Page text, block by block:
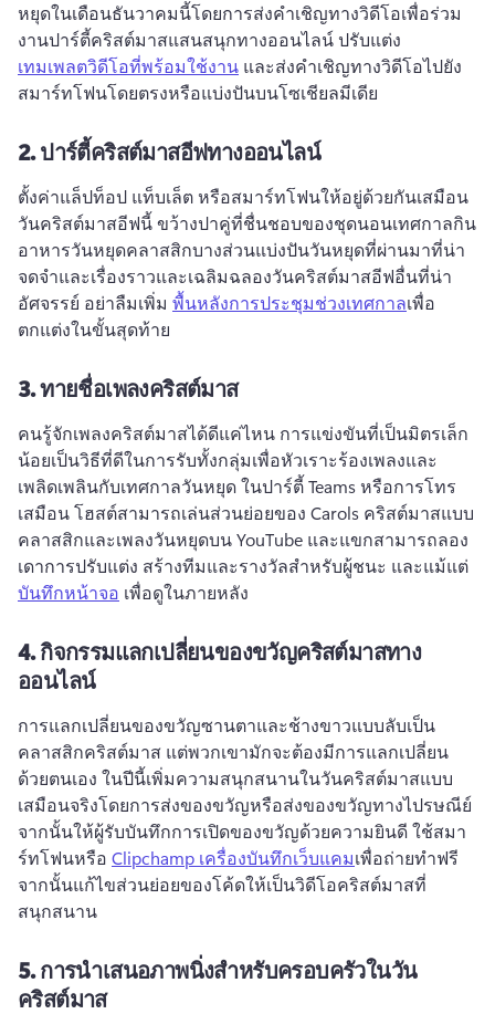
หยุดในเดือนธันวาคมนี้โดยการส่งคำเชิญทางวิดีโอเพื่อร่วม
งานปาร์ตี้คริสต์มาสแสนสนุกทางออนไลน์ ปรับแต่ง
เทมเพลตวิดีโอที่พร้อมใช้งาน และส่งคําเชิญทางวิดีโอไปยัง
สมาร์ทโฟนโดยตรงหรือแบ่งปันบนโซเชียลมีเดีย
2.ปาร์ตี้คริสต์มาสอีฟทางออนไลน์
ตั้งค่าแล็ปท็อป แท็บเล็ต หรือสมาร์ทโฟนให้อยู่ด้วยกันเสมือน
วันคริสต์มาสอีฟนี้ ขว้างปาคู่ที่ชื่นชอบของชุดนอนเทศกาลกิน
อาหารวันหยุดคลาสสิกบางส่วนแบ่งปันวันหยุดที่ผ่านมาที่น่า
จดจําและเรื่องราวและเฉลิมฉลองวันคริสต์มาสอีฟอื่นที่น่า
อัศจรรย์ อย่าลืมเพิ่ม พื้นหลังการประชุมช่วงเทศกาลเพื่อ
ตกแต่งในขั้นสุดท้าย
3.ทายชื่อเพลงคริสต์มาส
คนรู้จักเพลงคริสต์มาสได้ดีแค่ไหน การแข่งขันที่เป็นมิตรเล็ก
น้อยเป็นวิธีที่ดีในการรับทั้งกลุ่มเพื่อหัวเราะร้องเพลงและ
เพลิดเพลินกับเทศกาลวันหยุด ในปาร์ตี้ Teams หรือการโทร
เสมือน โฮสต์สามารถเล่นส่วนย่อยของ Carols คริสต์มาสแบบ
คลาสสิกและเพลงวันหยุดบน YouTube และแขกสามารถลอง
เดาการปรับแต่ง สร้างทีมและรางวัลสําหรับผู้ชนะ และแม้แต่
บันทึกหน้าจอ เพื่อดูในภายหลัง
4.กิจกรรมแลกเปลี่ยนของขวัญคริสต์มาสทาง
ออนไลน์
การแลกเปลี่ยนของขวัญซานตาและช้างขาวแบบลับเป็น
คลาสสิกคริสต์มาส แต่พวกเขามักจะต้องมีการแลกเปลี่ยน
ด้วยตนเอง ในปีนี้เพิ่มความสนุกสนานในวันคริสต์มาสแบบ
จากนั้นให้ผู้รับบันทึกการเปิดของขวัญด้วยความยินดี ใช้สมา
ร์ทโฟนหรือ Clipchamp เครื่องบันทึกเว็บแคมเพื่อถ่ายทําฟรี
จากนั้นแก้ไขส่วนย่อยของโค้ดให้เป็นวิดีโอคริสต์มาสที่
สนุกสนาน
5.การนำเสนอภาพนิ่งสำหรับครอบครัวในวัน
คริสต์มาส